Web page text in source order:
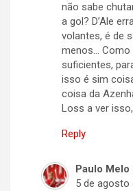
não sabe
a gol? D’Ale
volantes, é de
menos… Como
suficientes,
isso é sim
coisa da
Loss a ver
Reply
Paulo Melo
5 de agosto